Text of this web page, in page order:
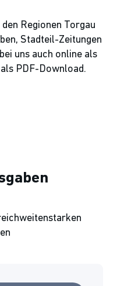
Regionen Torgau
Stadteil-Zeitungen
uns auch online als
PDF-Download.